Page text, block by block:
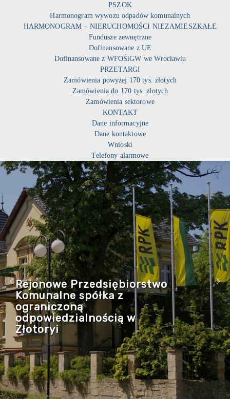
PSZOK
Harmonogram wywozu odpadów komunalnych
HARMONOGRAM – NIERUCHOMOŚCI NIEZAMIESZKAŁE
Fundusze zewnętrzne
Dofinansowane z UE
Dofinansowane z WFOŚiGW we Wrocławiu
PRZETARGI
Zamówienia powyżej 170 tys. złotych
Zamówienia do 170 tys. złotych
Zamówienia sektorowe
KONTAKT
Dane informacyjne
Dane kontaktowe
Wnioski
Telefony alarmowe
Rejonowe Przedsiębiorstwo
Komunalne spółka z
ograniczoną
odpowiedzialnością w
Złotoryi